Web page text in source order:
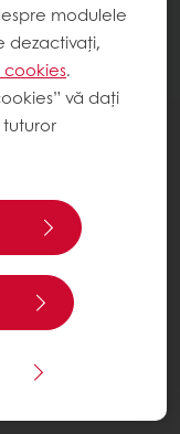
modulele
dezactivați,
.
vă dați